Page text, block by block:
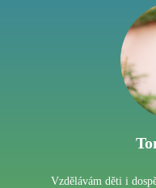
Vzdělávám děti i